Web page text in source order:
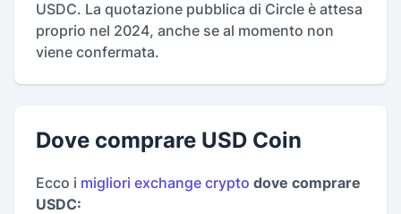
USDC. La quotazione pubblica di Circle è attesa
proprio nel 2024, anche se al momento non
viene confermata.
Dove comprare USD Coin
Ecco i migliori exchange crypto dove comprare
USDC: